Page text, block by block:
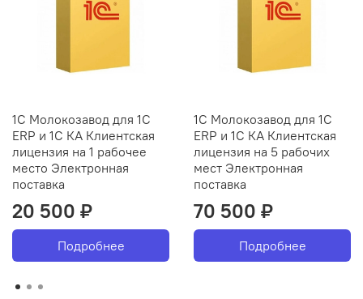
1С Молокозавод для 1С
ERP и 1С КА Клиентская
лицензия на 1 рабочее
место Электронная
поставка
20 500 ₽
Подробнее
1С Молокозавод для 1С
ERP и 1С КА Клиентская
лицензия на 5 рабочих
мест Электронная
поставка
70 500 ₽
Подробнее